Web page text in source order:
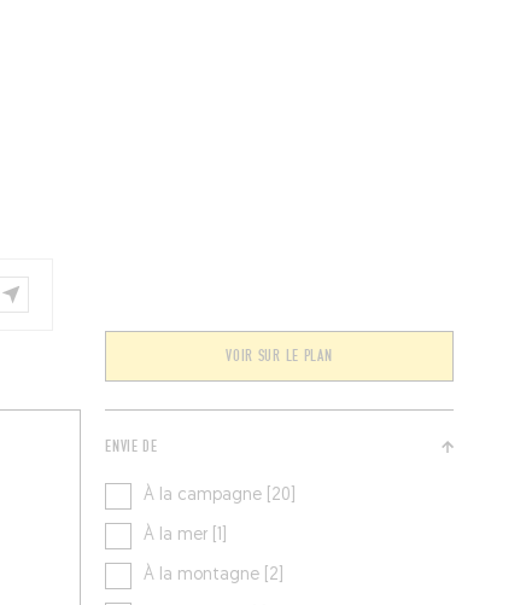
VOIR SUR LE PLAN
ENVIE DE
À la campagne [20]
À la mer [1]
À la montagne [2]